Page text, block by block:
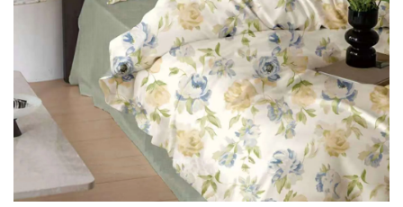
Metraje fețe de masă
Metraje impermeabile
Metraje simple
Metraje Sărbători/Iarnă
Muselină
Lenjerii de pat policoton
Lenjerii de pat finet 6 piese
Lenjerii de pat percale - bumbac
100%
Lenjerii de pat albe
Lenjerii de pat bumbac imprimat
Lenjerii de pat creponate -
bumbac 100%